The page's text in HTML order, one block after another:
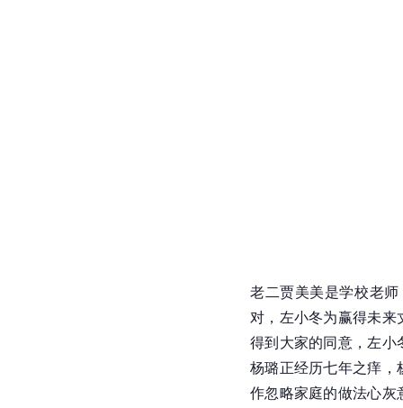
老二贾美美是学校老
对，左小冬为赢得未来
得到大家的同意，左小
杨璐正经历七年之痒
作忽略家庭的做法心